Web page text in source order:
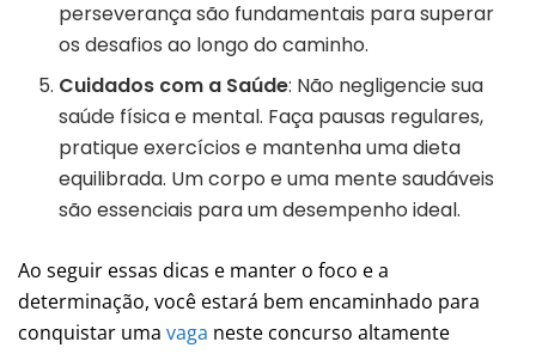
perseverança são fundamentais para superar
os desafios ao longo do caminho.
Cuidados com a Saúde: Não negligencie sua
saúde física e mental. Faça pausas regulares,
pratique exercícios e mantenha uma dieta
equilibrada. Um corpo e uma mente saudáveis
são essenciais para um desempenho ideal.
Ao seguir essas dicas e manter o foco e a
determinação, você estará bem encaminhado para
conquistar uma vaga neste concurso altamente